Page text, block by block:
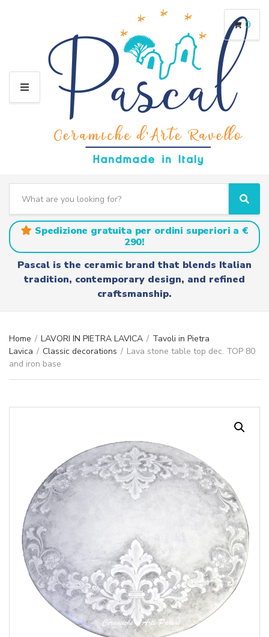
M
a
t
g
a
r
c
h
S
e
a
r
c
h
Spedizione gratuita per ordini superiori a €
290!
Pascal is the ceramic brand that blends Italian
tradition, contemporary design, and refined
craftsmanship.
0
Home / LAVORI IN PIETRA LAVICA / Tavoli in Pietra
Lavica / Classic decorations / Lava stone table top dec. TOP 80
and iron base